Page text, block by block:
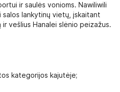
ir saulės vonioms. Nawiliwili
lankytinų vietų, įskaitant
ir vešlius Hanalei slėnio peizažus.
kategorijos kajutėje;